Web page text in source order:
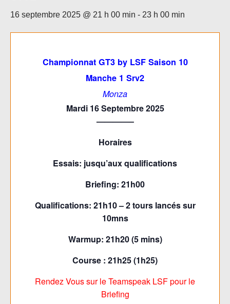
16 septembre 2025 @ 21 h 00 min - 23 h 00 min
Championnat GT3 by LSF Saison 10
Manche 1 Srv2
Monza
Mardi 16 Septembre 2025
————–
Horaires
Essais: jusqu’aux qualifications
Briefing: 21h00
Qualifications: 21h10 – 2 tours lancés sur
10mns
Warmup: 21h20 (5 mins)
Course : 21h25 (1h25)
Rendez Vous sur le Teamspeak LSF pour le
Briefing